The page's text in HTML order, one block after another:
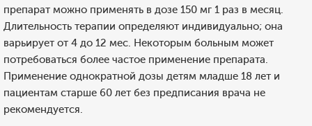
препарат можно применять в дозе 150 мг 1 раз в месяц.
Длительность терапии определяют индивидуально; она
варьирует от 4 до 12 мес. Некоторым больным может
потребоваться более частое применение препарата.
Применение однократной дозы детям младше 18 лет и
пациентам старше 60 лет без предписания врача не
рекомендуется.